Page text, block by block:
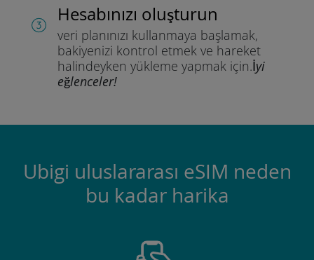
Hesabınızı oluşturun
veri planınızı kullanmaya başlamak,
bakiyenizi kontrol etmek ve hareket
halindeyken yükleme yapmak için.İyi
eğlenceler!
Ubigi uluslararası eSIM neden
bu kadar harika